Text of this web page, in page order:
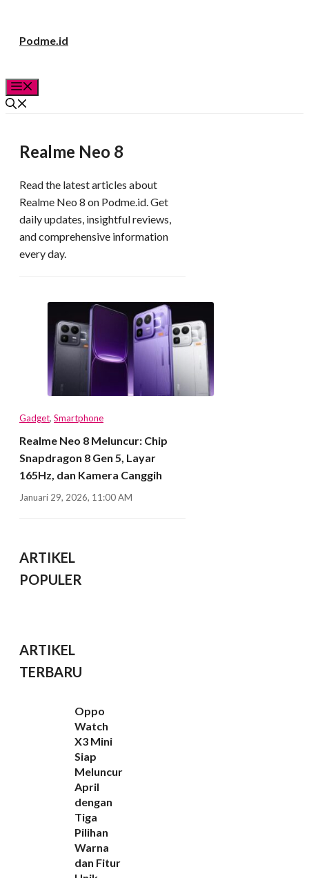
Podme.id
Realme Neo 8
Read the latest articles about
Realme Neo 8 on Podme.id. Get
daily updates, insightful reviews,
and comprehensive information
every day.
Gadget, Smartphone
Realme Neo 8 Meluncur: Chip
Snapdragon 8 Gen 5, Layar
165Hz, dan Kamera Canggih
Januari 29, 2026, 11:00 AM
ARTIKEL
POPULER
ARTIKEL
TERBARU
Oppo
Watch
X3 Mini
Siap
Meluncur
April
dengan
Tiga
Pilihan
Warna
dan Fitur